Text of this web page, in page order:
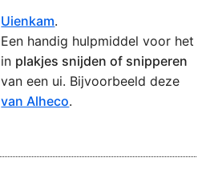
Uienkam.
Een handig hulpmiddel voor het
in plakjes snijden of snipperen
van een ui. Bijvoorbeeld deze
van Alheco.